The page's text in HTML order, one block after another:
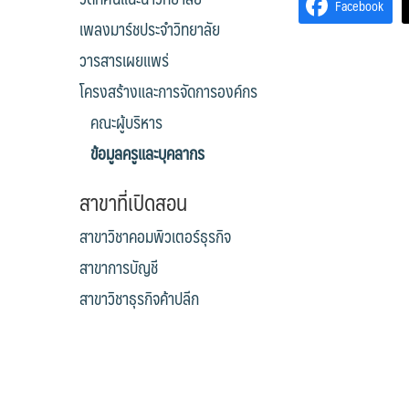
Facebook
เพลงมาร์ชประจำวิทยาลัย
วารสารเผยแพร่
โครงสร้างและการจัดการองค์กร
คณะผู้บริหาร
ข้อมูลครูและบุคลากร
สาขาที่เปิดสอน
สาขาวิชาคอมพิวเตอร์ธุรกิจ
สาขาการบัญชี
สาขาวิชาธุรกิจค้าปลีก